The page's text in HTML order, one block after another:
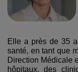
Elle a près de 35
santé, en tant que
Direction Médicale
hôpitaux, des